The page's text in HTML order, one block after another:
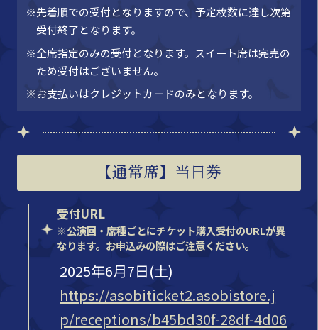
※先着順での受付となりますので、予定枚数に達し次第
受付終了となります。
※全席指定のみの受付となります。スイート席は完売の
ため受付はございません。
※お支払いはクレジットカードのみとなります。
【通常席】当日券
受付URL
※公演回・席種ごとにチケット購入受付のURLが異
なります。お申込みの際はご注意ください。
2025年6月7日(土)
https://asobiticket2.asobistore.j
p/receptions/b45bd30f-28df-4d06